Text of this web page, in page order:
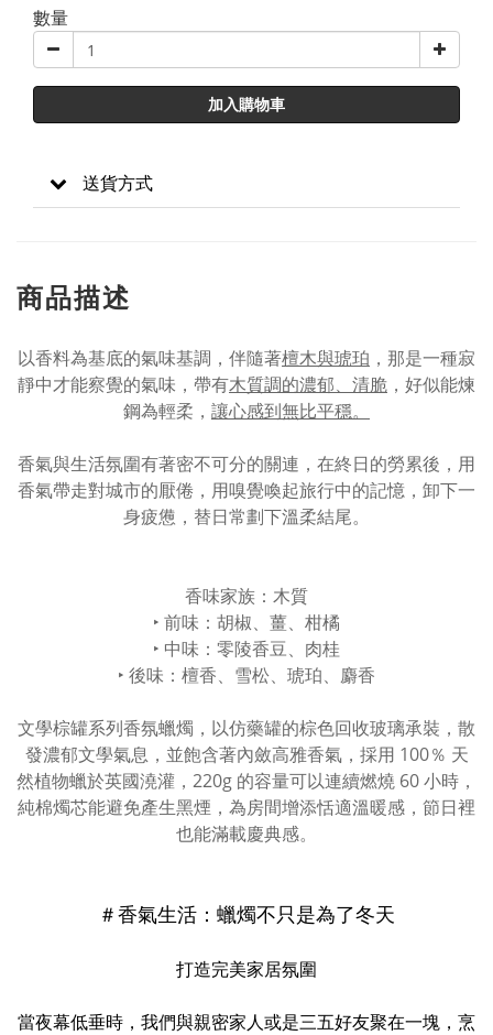
數量
加入購物車
送貨方式
商品描述
以香料為基底的氣味基調，伴隨著檀木與琥珀 ，那是一種寂
靜中才能察覺的氣味，帶有木質調的濃郁、清脆 ，好似能煉
鋼為輕柔， 讓心感到無比平穩。
香氣與生活氛圍有著密不可分的關連，在終日的勞累後，用
香氣帶走對城市的厭倦，用嗅覺喚起旅行中的記憶，卸下一
身疲憊，替日常劃下溫柔結尾。
香味家族：木質
‣ 前味：胡椒、薑、柑橘
‣ 中味：零陵香豆、肉桂
‣ 後味：檀香、雪松、琥珀、麝香
文學棕罐系列香氛蠟燭，以仿藥罐的棕色回收玻璃承裝，散
發濃郁文學氣息，並飽含著內斂高雅香氣，採用 100％ 天
然植物蠟於英國澆灌，220g 的容量可以連續燃燒 60 小時，
純棉燭芯能避免產生黑煙，為房間增添恬適溫暖感，節日裡
也能滿載慶典感。
＃香氣生活：蠟燭不只是為了冬天
打造完美家居氛圍
當夜幕低垂時，我們與親密家人或是三五好友聚在一塊，烹